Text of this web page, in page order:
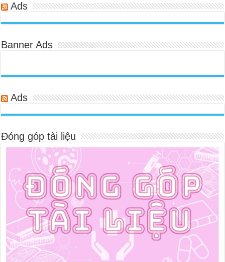
Ads
Banner Ads
Ads
Đóng góp tài liệu